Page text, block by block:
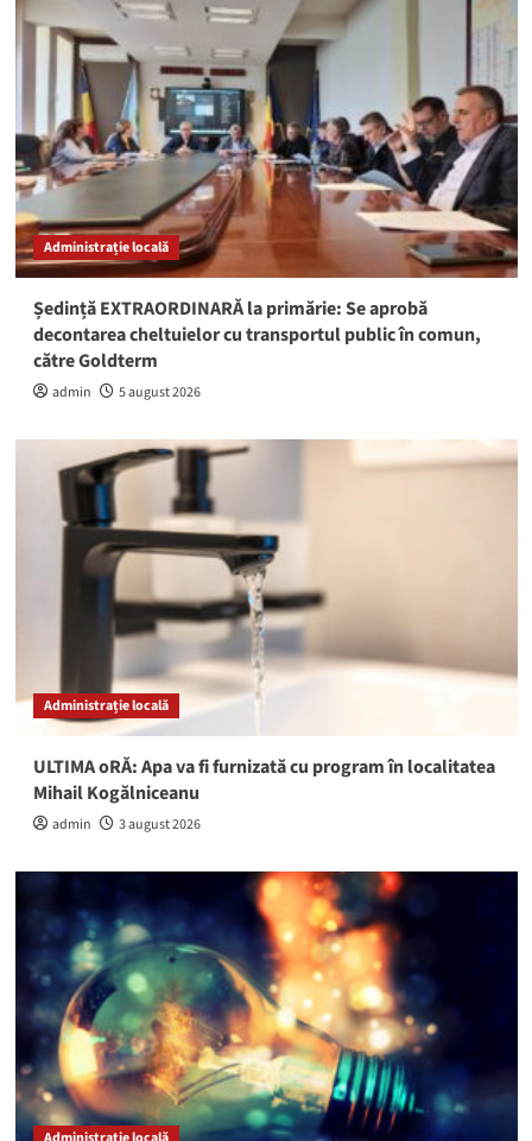
Administrație locală
Ședință EXTRAORDINARĂ la primărie: Se aprobă
decontarea cheltuielor cu transportul public în comun,
către Goldterm
admin 5 august 2026
Administrație locală
ULTIMA oRĂ: Apa va fi furnizată cu program în localitatea
Mihail Kogălniceanu
admin 3 august 2026